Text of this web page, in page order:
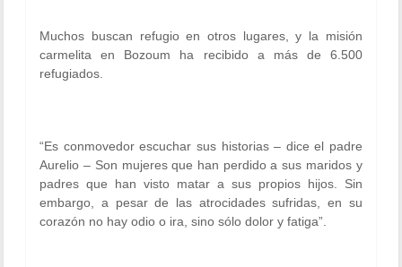
Muchos buscan refugio en otros lugares, y la misión
carmelita en Bozoum ha recibido a más de 6.500
refugiados.
“Es conmovedor escuchar sus historias– dice el padre
Aurelio – Son mujeres que han perdido a sus maridos y
padres que han visto matar a sus propios hijos. Sin
embargo, a pesar de las atrocidades sufridas, en su
corazón no hay odio o ira, sino sólo dolor y fatiga”.